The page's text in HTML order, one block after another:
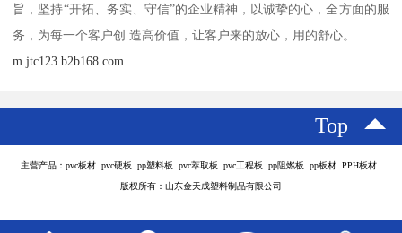
旨，坚持“开拓、务实、守信”的企业精神，以诚挚的心，全方面的服
务，为每一个客户创 造高价值，让客户来的放心，用的舒心。
m.jtc123.b2b168.com
Top
主营产品：pvc板材 pvc硬板 pp塑料板 pvc萃取板 pvc工程板 pp阻燃板 pp板材 PPH板材
版权所有：山东金天成塑料制品有限公司